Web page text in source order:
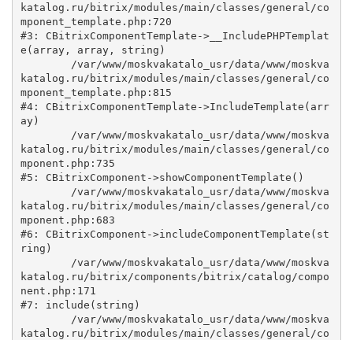
katalog.ru/bitrix/modules/main/classes/general/co
mponent_template.php:720
#3: CBitrixComponentTemplate->__IncludePHPTemplat
e(array, array, string)
katalog.ru/bitrix/modules/main/classes/general/co
mponent_template.php:815
#4: CBitrixComponentTemplate->IncludeTemplate(arr
ay)
katalog.ru/bitrix/modules/main/classes/general/co
mponent.php:735
#5: CBitrixComponent->showComponentTemplate()
katalog.ru/bitrix/modules/main/classes/general/co
mponent.php:683
#6: CBitrixComponent->includeComponentTemplate(st
ring)
katalog.ru/bitrix/components/bitrix/catalog/compo
nent.php:171
#7: include(string)
katalog.ru/bitrix/modules/main/classes/general/co